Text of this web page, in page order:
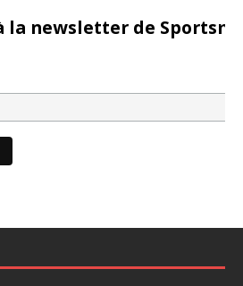
la newsletter de